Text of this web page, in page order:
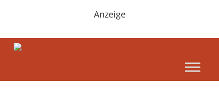
Anzeige